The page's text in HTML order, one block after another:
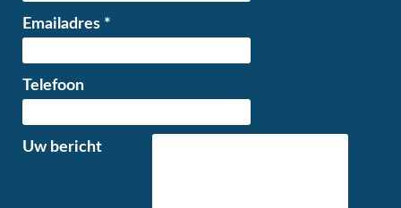
Emailadres *
Telefoon
Uw bericht